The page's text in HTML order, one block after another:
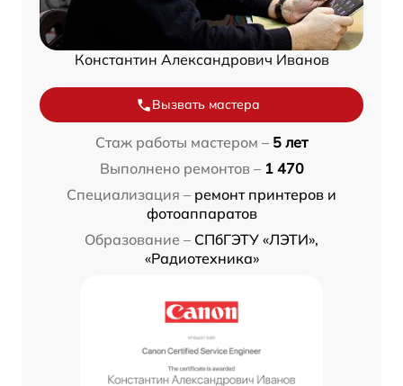
Константин Александрович Иванов
Вызвать мастера
Стаж работы мастером – 5 лет
Выполнено ремонтов – 1 470
Специализация – ремонт принтеров и
фотоаппаратов
Образование – СПбГЭТУ «ЛЭТИ»,
«Радиотехника»